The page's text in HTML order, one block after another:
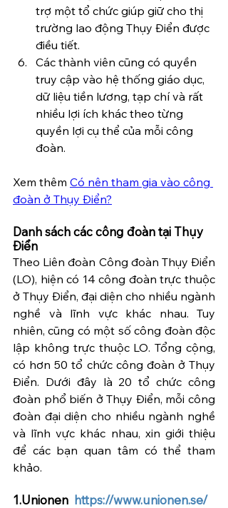
trợ một tổ chức giúp giữ cho thị
trường lao động Thụy Điển được
điều tiết.
Các thành viên cũng có quyền
truy cập vào hệ thống giáo dục,
dữ liệu tiền lương, tạp chí và rất
nhiều lợi ích khác theo từng
quyền lợi cụ thể của mỗi công
đoàn.
Xem thêm Có nên tham gia vào công
đoàn ở Thụy Điển?
Danh sách các công đoàn tại Thụy
Điển
Theo Liên đoàn Công đoàn Thụy Điển
(LO), hiện có 14 công đoàn trực thuộc
ở Thụy Điển, đại diện cho nhiều ngành
nghề và lĩnh vực khác nhau. Tuy
nhiên, cũng có một số công đoàn độc
lập không trực thuộc LO. Tổng cộng,
có hơn 50 tổ chức công đoàn ở Thụy
Điển. Dưới đây là 20 tổ chức công
đoàn phổ biến ở Thụy Điển, mỗi công
đoàn đại diện cho nhiều ngành nghề
và lĩnh vực khác nhau, xin giới thiệu
để các bạn quan tâm có thể tham
khảo.
1.Unionen https://www.unionen.se/